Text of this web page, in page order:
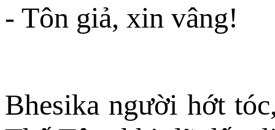
- Tôn giả, xin vâng!
Bhesika người hớt